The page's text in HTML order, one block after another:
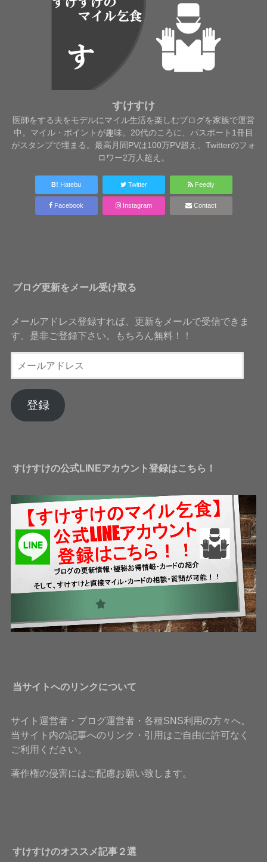
すけすけ
医師をする夫をモデルにマイル生活を楽しむブログを家族で運営
中。マイル・ポイントが趣味。20代のころに、パスポート1冊目
がスタンプで埋まる。最高月間PVは100万PV超え。Twitterのフォ
ロワー2万人超え。
B! Hatebu Twitter Feedly
Facebook Instagram Contact
ブログ更新をメール受け取る
メールアドレス登録すれば、更新をメールで受信できま
す。是非ご登録下さい。もちろん無料！！
ー
ア
ド
登録
すけすけの公式LINEアカウント登録はこちら！
当サイトへのリンクについて
サイト運営者・ブログ運営者・各種SNS利用の方々へ。
当サイト内の記事へのリンク・引用はご自由に許可なく
ご利用ください。
著作権の侵害にはご配慮お願い致します。
すけすけのオススメ記事２選